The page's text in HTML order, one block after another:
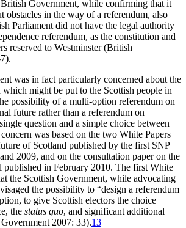
British Government, while confirming that it
obstacles in the way of a referendum, also
Parliament did not have the legal authority
referendum, as the constitution and
reserved to Westminster (British
was in fact particularly concerned about the
which might be put to the Scottish people in
possibility of a multi-option referendum on
future rather than a referendum on
question and a simple choice between
concern was based on the two White Papers
of Scotland published by the first SNP
2009, and on the consultation paper on the
in February 2010. The first White
the Scottish Government, while advocating
the possibility to “design a referendum
to give Scottish electors the choice
the status quo, and significant additional
2007: 33).13